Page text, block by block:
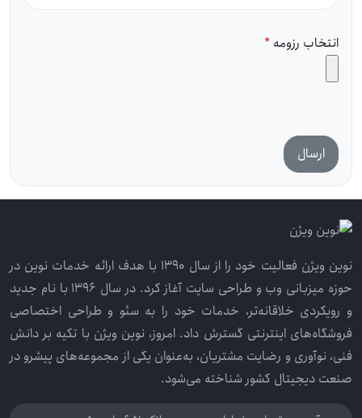
انتخاب رزومه *
نوین ویژن فعالیت خود را از سال ۱۳۹۰ با هدف ارائه خدمات نوین در
حوزه میزبانی وب و طراحی سایت آغاز کرد. در سال ۱۳۹۶ با نام جدید
و رویکردی خلاقانه‌تر، خدمات خود را به سئو و طراحی اختصاصی
فروشگاه‌های اینترنتی گسترش داد. امروز، نوین ویژن با تکیه بر دانش
فنی، نوآوری و رضایت مشتریان، به‌عنوان یکی از مجموعه‌های پیشرو در
صنعت دیجیتال کشور شناخته می‌شود.